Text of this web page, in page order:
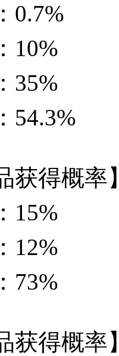
0.7%
10%
35%
54.3%
获得概率
15%
12%
73%
获得概率